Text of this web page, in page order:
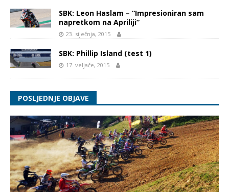
SBK: Leon Haslam – “Impresioniran sam
napretkom na Apriliji”
23. siječnja, 2015
SBK: Phillip Island (test 1)
17. veljače, 2015
POSLJEDNJE OBJAVE